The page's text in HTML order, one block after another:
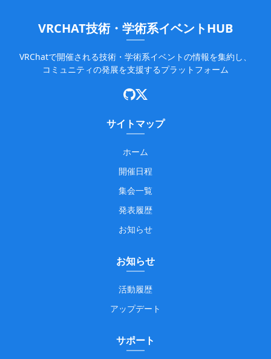
VRCHAT技術・学術系イベントHUB
VRChatで開催される技術・学術系イベントの情報を集約し、
コミュニティの発展を支援するプラットフォーム
サイトマップ
ホーム
開催日程
集会一覧
発表履歴
お知らせ
お知らせ
活動履歴
アップデート
サポート